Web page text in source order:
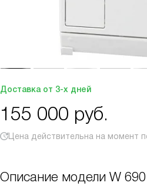
Доставка от 3-х дней
155 000 руб.
Цена действительна на момент
Описание модели W